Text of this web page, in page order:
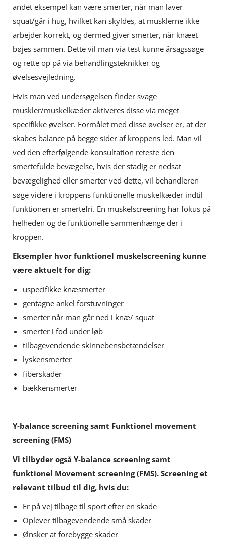
andet eksempel kan være smerter, når man laver
squat/går i hug, hvilket kan skyldes, at musklerne ikke
arbejder korrekt, og dermed giver smerter, når knæet
bøjes sammen. Dette vil man via test kunne årsagssøge
og rette op på via behandlingsteknikker og
øvelsesvejledning.
Hvis man ved undersøgelsen finder svage
muskler/muskelkæder aktiveres disse via meget
specifikke øvelser. Formålet med disse øvelser er, at der
skabes balance på begge sider af kroppens led. Man vil
ved den efterfølgende konsultation reteste den
smertefulde bevægelse, hvis der stadig er nedsat
bevægelighed eller smerter ved dette, vil behandleren
søge videre i kroppens funktionelle muskelkæder indtil
funktionen er smertefri. En muskelscreening har fokus på
helheden og de funktionelle sammenhænge der i
kroppen.
Eksempler hvor funktionel muskelscreening kunne
være aktuelt for dig:
uspecifikke knæsmerter
gentagne ankel forstuvninger
smerter når man går ned i knæ/ squat
smerter i fod under løb
tilbagevendende skinnebensbetændelser
lyskensmerter
fiberskader
bækkensmerter
Y-balance screening samt Funktionel movement
screening (FMS)
Vi tilbyder også Y-balance screening samt
funktionel Movement screening (FMS). Screening et
relevant tilbud til dig, hvis du:
Er på vej tilbage til sport efter en skade
Oplever tilbagevendende små skader
Ønsker at forebygge skader